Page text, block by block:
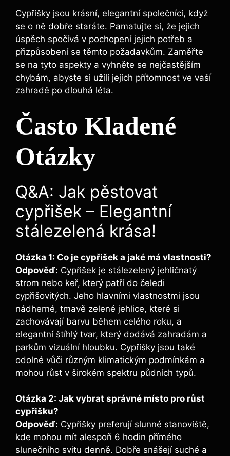
Cypřišky jsou krásní, elegantní společníci, když
se o ně dobře staráte. Pamatujte si, že jejich
úspěch spočívá v pochopení jejich potřeb a
přizpůsobení se těmto požadavkům. Zaměřte
se na tyto aspekty a vyhněte se nejčastějším
chybám, abyste si užili jejich přítomnost ve vaší
zahradě po dlouhá léta.
Často Kladené
Otázky
Q&A: Jak pěstovat
cypřišek – Elegantní
stálezelená krása!
Otázka 1: Co je cypřišek a jaké má vlastnosti?
Odpověď: Cypřišek je stálezelený jehličnatý
strom nebo keř, který patří do čeledi
cypřišovitých. Jeho hlavními vlastnostmi jsou
nádherné, tmavě zelené jehlice, které si
zachovávají barvu během celého roku, a
elegantní štíhlý tvar, který dodává zahradám a
parkům vizuální hloubku. Cypřišky jsou také
odolné vůči různým klimatickým podmínkám a
mohou růst v širokém spektru půdních typů.
Otázka 2: Jak vybrat správné místo pro růst
cypřišku?
Odpověď: Cypřišky preferují slunné stanoviště,
kde mohou mít alespoň 6 hodin přímého
slunečního svitu denně. Dobře snášejí suché a